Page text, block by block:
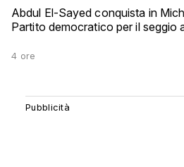
Abdul El-Sayed conquista in
Partito democratico per il seggio
4 ore